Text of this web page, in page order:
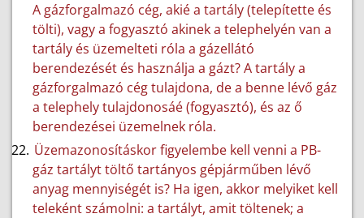
A gázforgalmazó cég, akié a tartály (telepítette és
tölti), vagy a fogyasztó akinek a telephelyén van a
tartály és üzemelteti róla a gázellátó
berendezését és használja a gázt? A tartály a
gázforgalmazó cég tulajdona, de a benne lévő gáz
a telephely tulajdonosáé (fogyasztó), és az ő
berendezései üzemelnek róla.
Üzemazonosításkor figyelembe kell venni a PB-
gáz tartályt töltő tartányos gépjárműben lévő
anyag mennyiségét is? Ha igen, akkor melyiket kell
teleként számolni: a tartályt, amit töltenek; a